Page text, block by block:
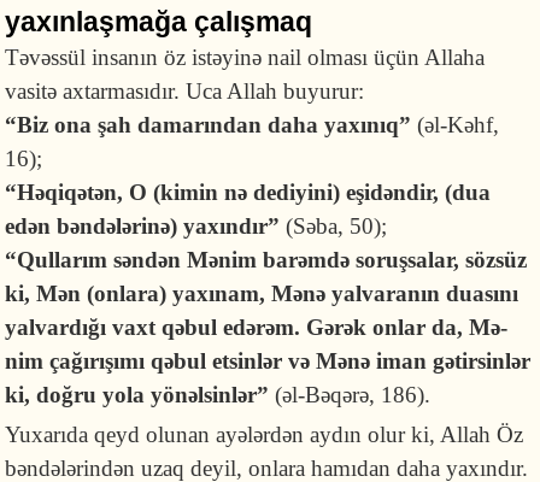
yaxınlaşmağa çalışmaq
Təvəssül insanın öz istəyinə nail olması üçün Allaha
vasitə axtarmasıdır. Uca Allah buyurur:
“Biz ona şah damarından daha yaxınıq”(əl-Kəhf,
16);
“Həqiqətən, O (kimin nə dediyini) eşidəndir, (dua
edən bəndələrinə) yaxındır” (Səba, 50);
“Qullarım səndən Mə­nim barəm­də soruşsalar, sözsüz
ki, Mən (on­lara) ya­xı­nam, Mənə yalva­ra­nın dua­­sını
yalvardığı vaxt qə­bul edə­rəm. Gərək onlar da, Mə­
nim ça­ğı­rışımı qəbul etsinlər və Mənə iman gətirsinlər
ki, doğru yola yö­nəlsinlər” (əl-Bəqərə, 186).
Yuxarıda qeyd olunan ayələrdən aydın olur ki, Allah Öz
bəndələrindən uzaq deyil, onlara hamıdan daha yaxındır.